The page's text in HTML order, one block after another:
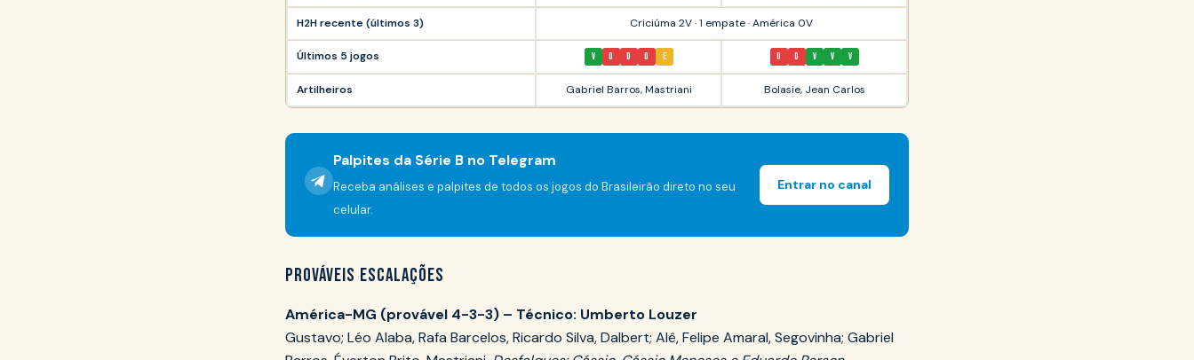
H2H recente (últimos 3) Criciúma 2V · 1 empate · América 0V
Últimos 5 jogos V D D D E D D V V V
Artilheiros Gabriel Barros, Mastriani Bolasie, Jean Carlos
Palpites da Série B no Telegram
Receba análises e palpites de todos os jogos do Brasileirão direto no seu
celular.
Entrar no canal
PROVÁVEIS ESCALAÇÕES
América-MG (provável 4-3-3) – Técnico: Umberto Louzer
Gustavo; Léo Alaba, Rafa Barcelos, Ricardo Silva, Dalbert; Alê, Felipe Amaral, Segovinha; Gabriel